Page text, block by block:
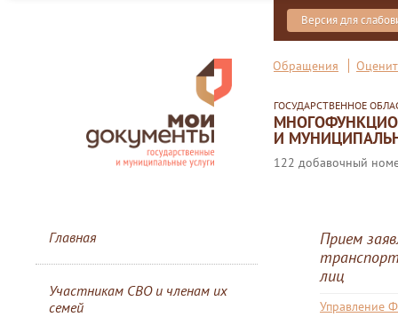
Версия для
Обращения
ГОСУДАРСТВЕННОЕ
И
122 добавочный
Главная
Участникам СВО и членам их
семей
Прием
лиц
Управление